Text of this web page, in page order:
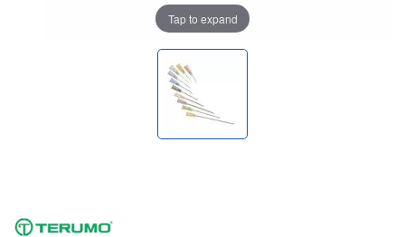
Tap to expand